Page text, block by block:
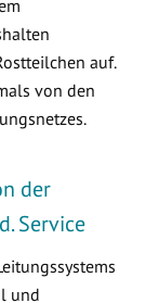
auf.
von den
der
Service
und